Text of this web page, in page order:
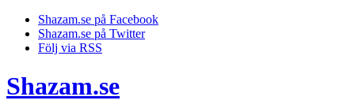
Shazam.se på Facebook
Shazam.se på Twitter
Följ via RSS
Shazam.se